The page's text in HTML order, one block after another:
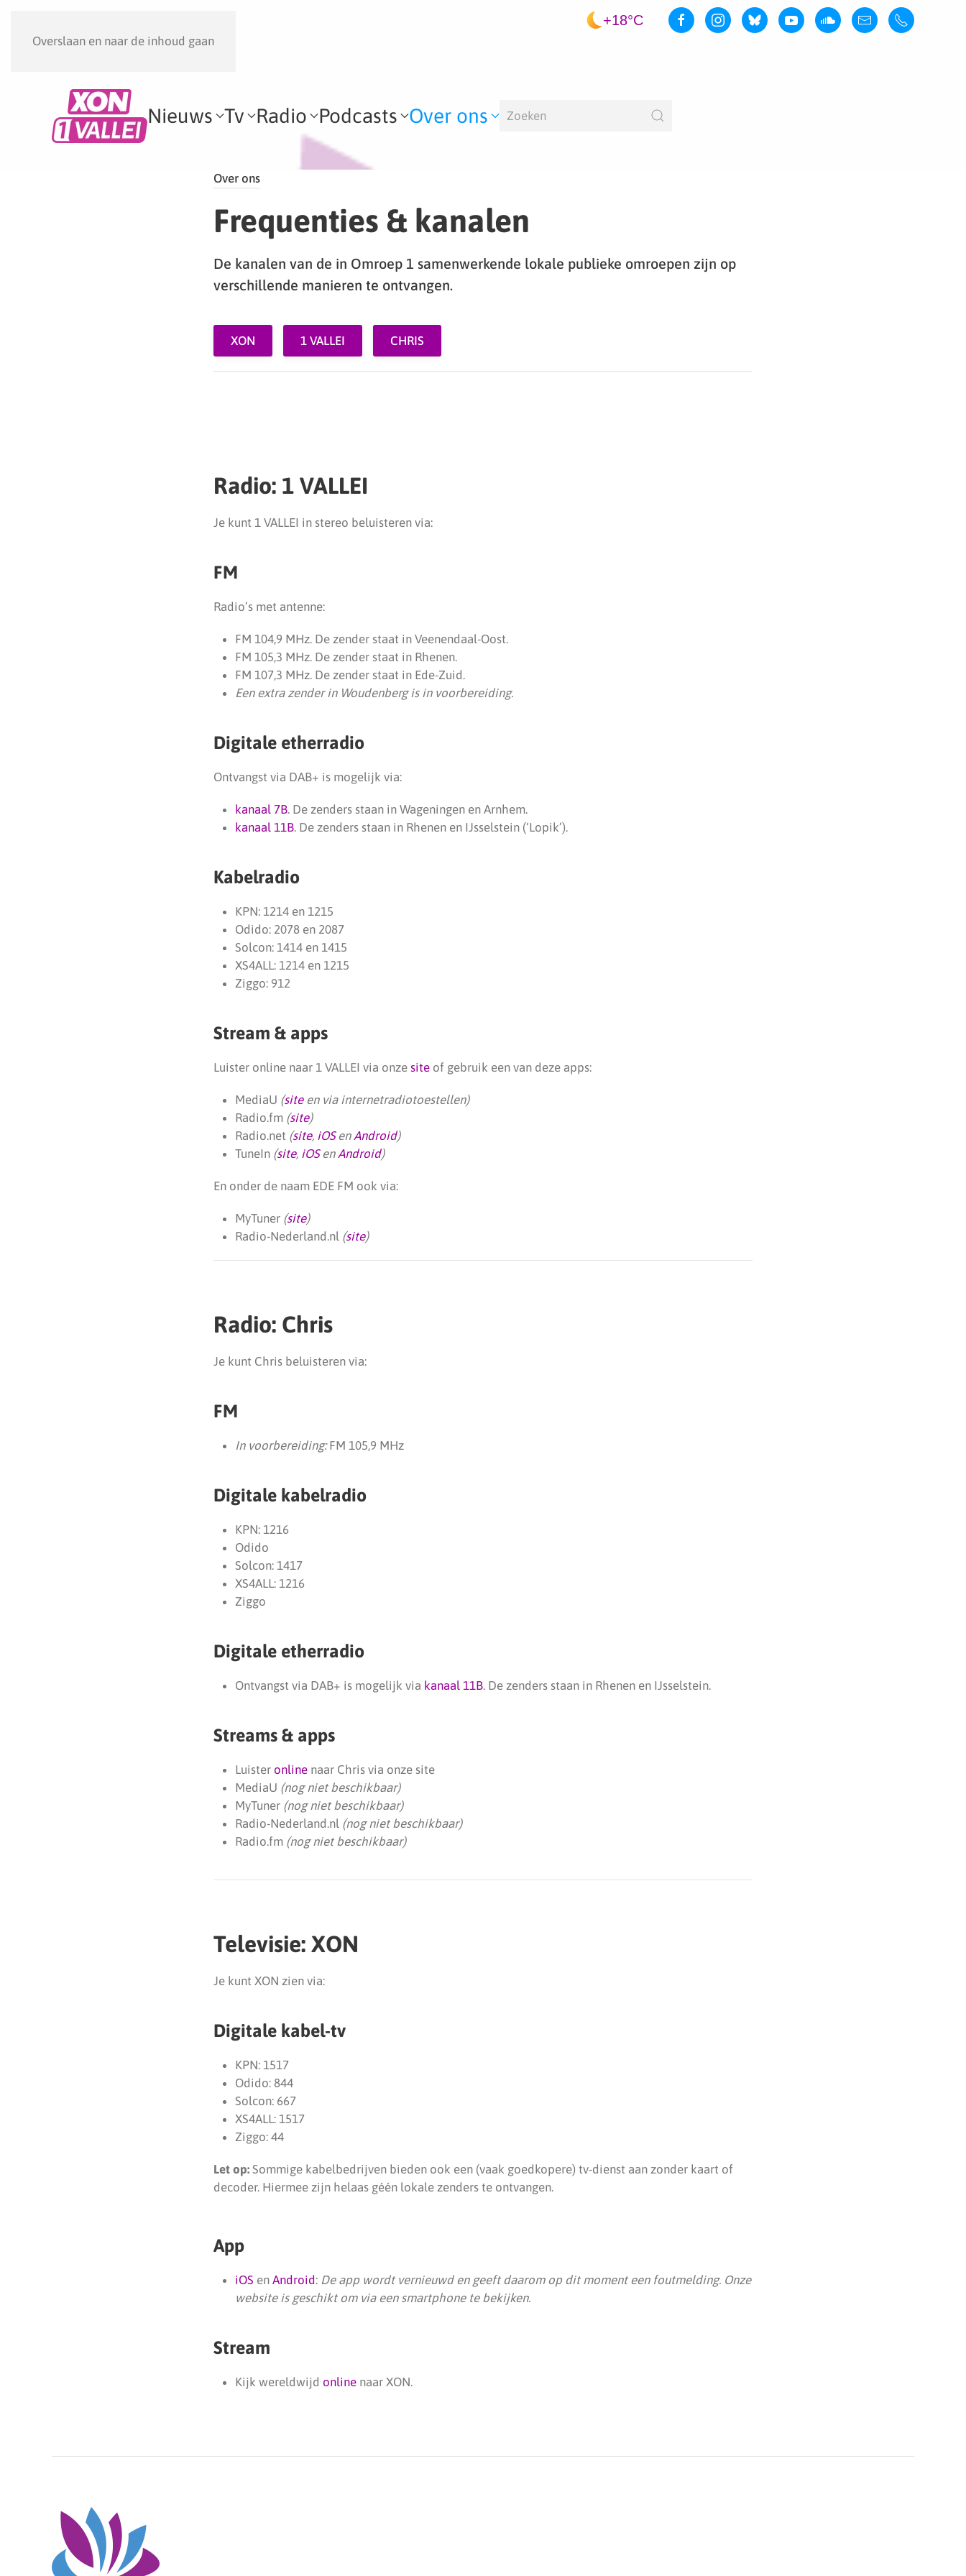
Overslaan en naar de inhoud gaan
+18°C
Nieuws Tv Radio Podcasts Over ons
Over ons
Frequenties & kanalen
De kanalen van de in Omroep 1 samenwerkende lokale publieke omroepen zijn op
verschillende manieren te ontvangen.
XON 1 VALLEI CHRIS
Radio: 1 VALLEI
Je kunt 1 VALLEI in stereo beluisteren via:
FM
Radio’s met antenne:
FM 104,9 MHz. De zender staat in Veenendaal-Oost.
FM 105,3 MHz. De zender staat in Rhenen.
FM 107,3 MHz. De zender staat in Ede-Zuid.
Een extra zender in Woudenberg is in voorbereiding.
Digitale etherradio
Ontvangst via DAB+ is mogelijk via:
kanaal 7B. De zenders staan in Wageningen en Arnhem.
kanaal 11B. De zenders staan in Rhenen en IJsselstein (‘Lopik’).
Kabelradio
KPN: 1214 en 1215
Odido: 2078 en 2087
Solcon: 1414 en 1415
XS4ALL: 1214 en 1215
Ziggo: 912
Stream & apps
Luister online naar 1 VALLEI via onze site of gebruik een van deze apps:
MediaU (siteen via internetradiotoestellen)
Radio.fm (site)
Radio.net (site, iOSenAndroid)
TuneIn (site, iOSenAndroid)
En onder de naam EDE FM ook via:
MyTuner (site)
Radio-Nederland.nl (site)
Radio: Chris
Je kunt Chris beluisteren via:
FM
In voorbereiding:FM 105,9 MHz
Digitale kabelradio
KPN: 1216
Odido
Solcon: 1417
XS4ALL: 1216
Ziggo
Digitale etherradio
Ontvangst via DAB+ is mogelijk via kanaal 11B. De zenders staan in Rhenen en IJsselstein.
Streams & apps
Luister online naar Chris via onze site
MediaU (nog niet beschikbaar)
MyTuner (nog niet beschikbaar)
Radio-Nederland.nl (nog niet beschikbaar)
Radio.fm (nog niet beschikbaar)
Televisie: XON
Je kunt XON zien via:
Digitale kabel-tv
KPN: 1517
Odido: 844
Solcon: 667
XS4ALL: 1517
Ziggo: 44
Let op: Sommige kabelbedrijven bieden ook een (vaak goedkopere) tv-dienst aan zonder kaart of
decoder. Hiermee zijn helaas géén lokale zenders te ontvangen.
App
iOS en Android: De app wordt vernieuwd en geeft daarom op dit moment een foutmelding. Onze
website is geschikt om via een smartphone te bekijken.
Stream
Kijk wereldwijd online naar XON.